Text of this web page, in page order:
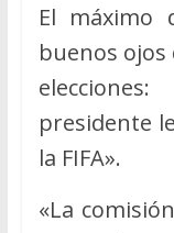
El máximo
buenos ojos
presidente
la FIFA».
«La